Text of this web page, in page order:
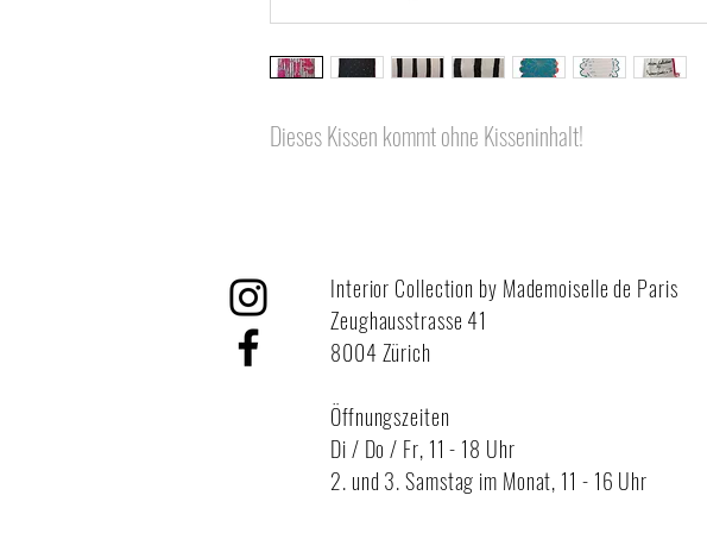
Dieses Kissen kommt ohne Kisseninhalt!
Interior Collection by Mademoiselle de Paris
Zeughausstrasse 41
8004 Zürich
Öffnungszeiten
Di / Do / Fr, 11 - 18 Uhr
2. und 3. Samstag im Monat, 11 - 16 Uhr